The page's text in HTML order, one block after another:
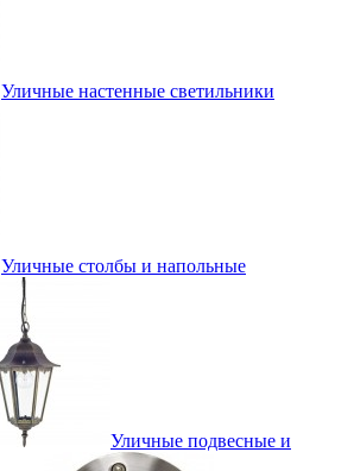
Уличные настенные светильники
Уличные столбы и напольные
Уличные подвесные и